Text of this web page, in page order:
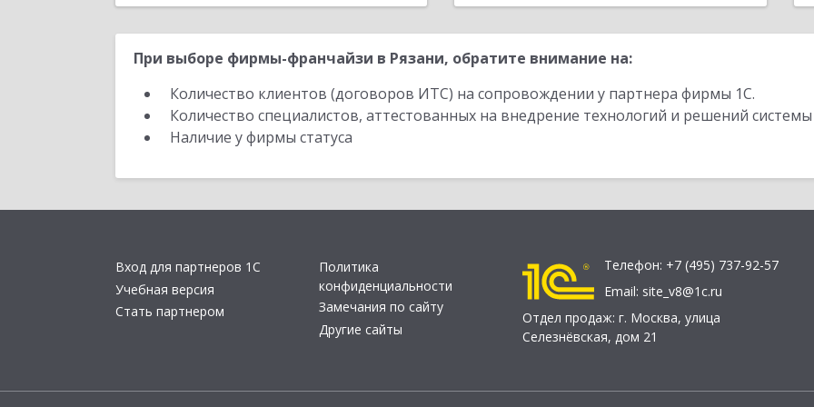
При выборе фирмы-франчайзи в Рязани, обратите внимание на:
Количество клиентов (договоров ИТС) на сопровождении у партнера фирмы 1С.
Количество специалистов, аттестованных на внедрение технологий и решений
Наличие у фирмы статуса
Вход для партнеров 1С
Учебная версия
Стать партнером
Политика
конфиденциальности
Замечания по сайту
Другие сайты
Телефон: +7 (495) 737-92-57
Email: site_v8@1c.ru
Отдел продаж: г. Москва, улица
Селезнёвская, дом 21